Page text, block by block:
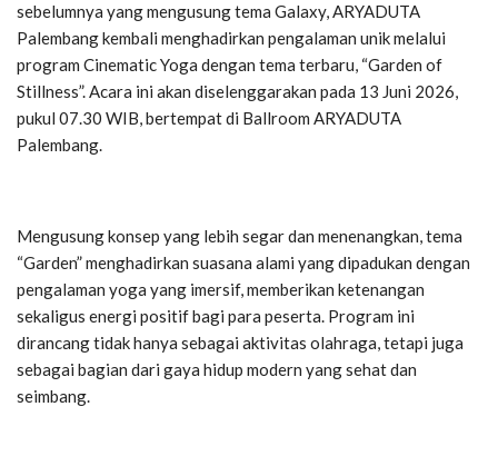
sebelumnya yang mengusung tema Galaxy, ARYADUTA
Palembang kembali menghadirkan pengalaman unik melalui
program Cinematic Yoga dengan tema terbaru, “Garden of
Stillness”. Acara ini akan diselenggarakan pada 13 Juni 2026,
pukul 07.30 WIB, bertempat di Ballroom ARYADUTA
Palembang.
Mengusung konsep yang lebih segar dan menenangkan, tema
“Garden” menghadirkan suasana alami yang dipadukan dengan
pengalaman yoga yang imersif, memberikan ketenangan
sekaligus energi positif bagi para peserta. Program ini
dirancang tidak hanya sebagai aktivitas olahraga, tetapi juga
sebagai bagian dari gaya hidup modern yang sehat dan
seimbang.